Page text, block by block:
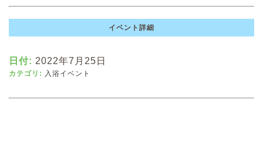
イベント詳細
日付: 2022年7月25日
カテゴリ: 入浴イベント